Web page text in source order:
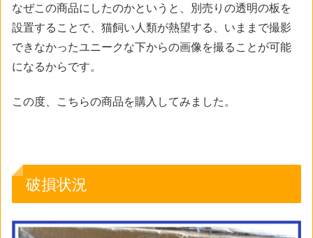
なぜこの商品にしたのかというと、別売りの透明の板を
設置することで、猫飼い人類が熱望する、いままで撮影
できなかったユニークな下からの画像を撮ることが可能
になるからです。
この度、こちらの商品を購入してみました。
破損状況